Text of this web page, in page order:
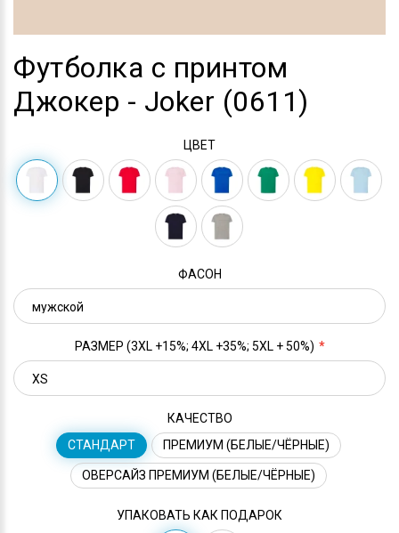
Футболка с принтом
Джокер - Joker (0611)
ЦВЕТ
ФАСОН
РАЗМЕР (3XL +15%; 4XL +35%; 5XL + 50%)
КАЧЕСТВО
СТАНДАРТ
ПРЕМИУМ (БЕЛЫЕ/ЧЁРНЫЕ)
ОВЕРСАЙЗ ПРЕМИУМ (БЕЛЫЕ/ЧЁРНЫЕ)
УПАКОВАТЬ КАК ПОДАРОК